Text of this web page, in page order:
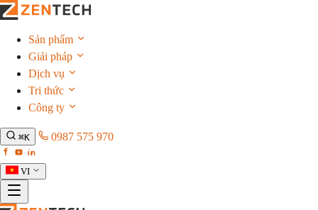
Sản phẩm
Giải pháp
Dịch vụ
Tri thức
Công ty
⌘K 0987 575 970
VI